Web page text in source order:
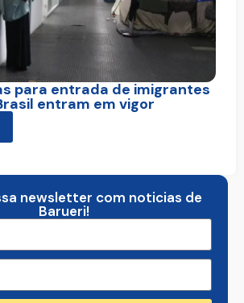
para entrada de imigrantes
entram em vigor
newsletter com noticias de
Barueri!